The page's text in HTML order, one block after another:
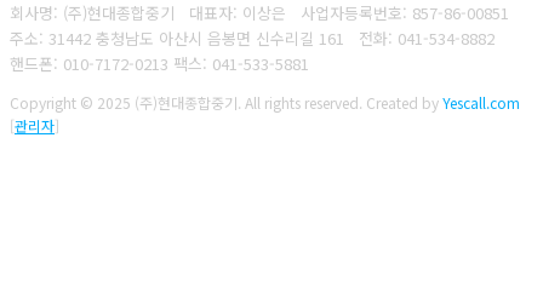
회사명: (주)현대종합중기 대표자: 이상은 사업자등록번호: 857-86-00851
주소: 31442 충청남도 아산시 음봉면 신수리길 161 전화: 041-534-8882
핸드폰: 010-7172-0213 팩스: 041-533-5881
Copyright © 2025 (주)현대종합중기. All rights reserved. Created byYescall.com
[관리자]